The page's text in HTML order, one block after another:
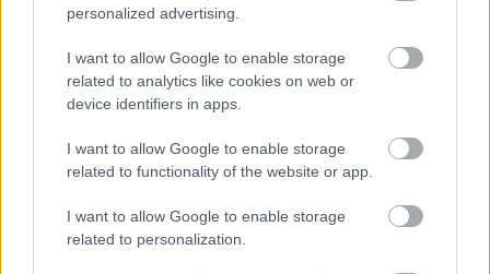
personalized advertising.
I want to allow Google to enable storage
related to analytics like cookies on web or
device identifiers in apps.
I want to allow Google to enable storage
related to functionality of the website or app.
I want to allow Google to enable storage
related to personalization.
„NEM TÖBB EZER EMBERRE UTAZUNK, HANEM
EGY VÁLOGATOTT TÁRSASÁGRA”